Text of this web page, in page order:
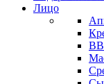
Лицо